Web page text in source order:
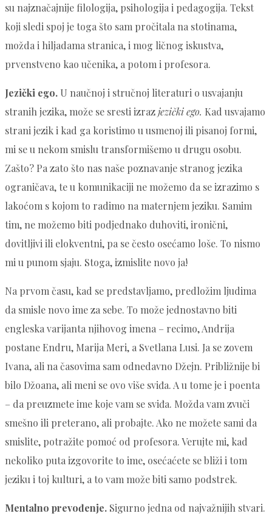
su najznačajnije filologija, psihologija i pedagogija. Tekst
koji sledi spoj je toga što sam pročitala na stotinama,
možda i hiljadama stranica, i mog ličnog iskustva,
prvenstveno kao učenika, a potom i profesora.
Jezički ego. U naučnoj i stručnoj literaturi o usvajanju
stranih jezika, može se sresti izrazjezički ego. Kad usvajamo
strani jezik i kad ga koristimo u usmenoj ili pisanoj formi,
mi se u nekom smislu transformišemo u drugu osobu.
Zašto? Pa zato što nas naše poznavanje stranog jezika
ograničava, te u komunikaciji ne možemo da se izrazimo s
lakoćom s kojom to radimo na maternjem jeziku. Samim
tim, ne možemo biti podjednako duhoviti, ironični,
dovitljivi ili elokventni, pa se često osećamo loše. To nismo
mi u punom sjaju. Stoga, izmislite novo ja!
Na prvom času, kad se predstavljamo, predložim ljudima
da smisle novo ime za sebe. To može jednostavno biti
engleska varijanta njihovog imena – recimo, Andrija
postane Endru, Marija Meri, a Svetlana Lusi. Ja se zovem
Ivana, ali na časovima sam odnedavno Džejn. Približnije bi
bilo Džoana, ali meni se ovo više sviđa. A u tome je i poenta
– da preuzmete ime koje vam se sviđa. Možda vam zvuči
smešno ili preterano, ali probajte. Ako ne možete sami da
smislite, potražite pomoć od profesora. Verujte mi, kad
nekoliko puta izgovorite to ime, osećaćete se bliži i tom
jeziku i toj kulturi, a to vam može biti samo podstrek.
Mentalno prevođenje. Sigurno jedna od najvažnijih stvari.